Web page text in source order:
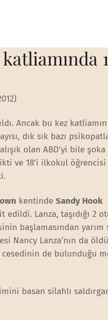
Ancak bu kez katliamın
dık sık bazı
olan ABD’yi bile
ve 18’i ilkokul
kentindeSandy Hook
edildi. Lanza, taşıdığı 2
başlamasından yarım
Nancy Lanza’nın da
cesedinin de bulunduğu
basan silahlı